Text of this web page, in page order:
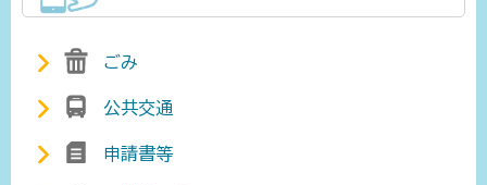
ごみ
公共交通
申請書等